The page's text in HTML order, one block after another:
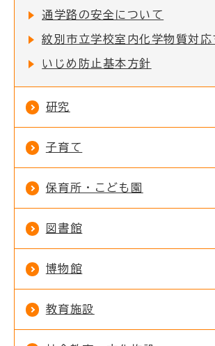
通学路の安全について
紋別市立学校室内化学物質対応
いじめ防止基本方針
研究
子育て
保育所・こども園
図書館
博物館
教育施設